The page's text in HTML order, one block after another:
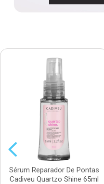
Sérum Reparador De Pontas
Cadiveu Quartzo Shine 65ml